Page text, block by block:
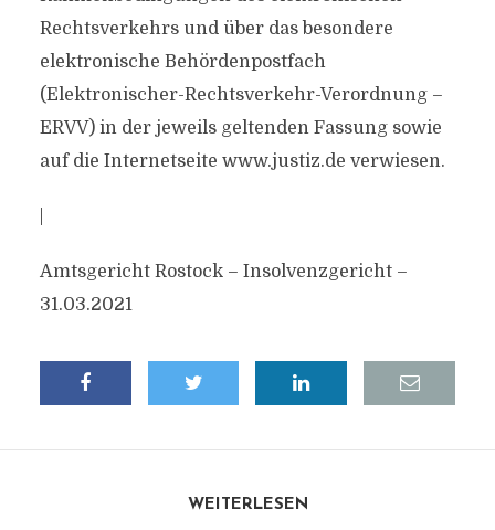
Rechtsverkehrs und über das besondere
elektronische Behördenpostfach
(Elektronischer-Rechtsverkehr-Verordnung –
ERVV) in der jeweils geltenden Fassung sowie
auf die Internetseite www.justiz.de verwiesen.
Amtsgericht Rostock – Insolvenzgericht –
31.03.2021
WEITERLESEN